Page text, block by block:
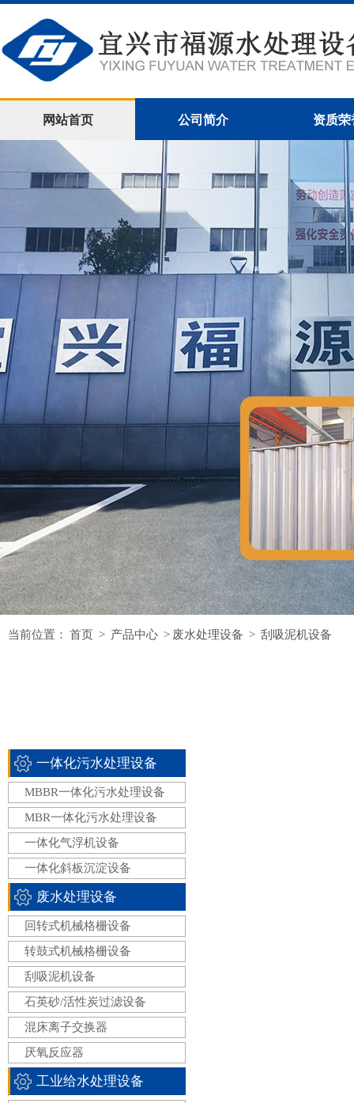
网站首页 公司简介 资质荣
当前位置： 首页 > 产品中心 > 废水处理设备 > 刮吸泥机设备
一体化污水处理设备
MBBR一体化污水处理设备
MBR一体化污水处理设备
一体化气浮机设备
一体化斜板沉淀设备
废水处理设备
回转式机械格栅设备
转鼓式机械格栅设备
刮吸泥机设备
石英砂/活性炭过滤设备
混床离子交换器
厌氧反应器
工业给水处理设备